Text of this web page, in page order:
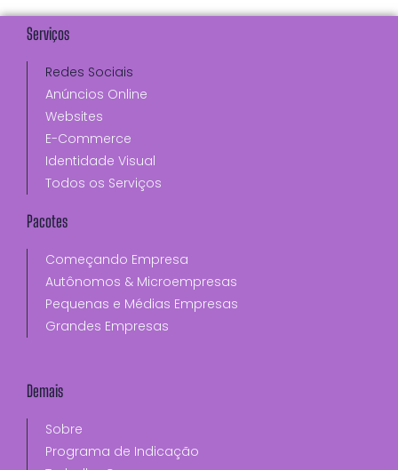
Serviços
Redes Sociais
Anúncios Online
Websites
E-Commerce
Identidade Visual
Todos os Serviços
Pacotes
Começando Empresa
Autônomos & Microempresas
Pequenas e Médias Empresas
Grandes Empresas
Demais
Sobre
Programa de Indicação